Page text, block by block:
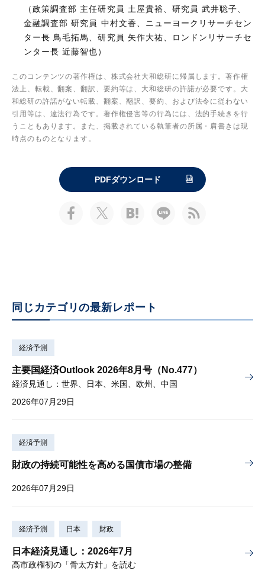
（政策調査部 主任研究員 土屋貴裕、研究員 武井聡子、
金融調査部 研究員 中村文香、ニューヨークリサーチセン
ター長 鳥毛拓馬、研究員 矢作大祐、ロンドンリサーチセ
ンター長 近藤智也）
このコンテンツの著作権は、株式会社大和総研に帰属します。著作権
法上、転載、翻案、翻訳、要約等は、大和総研の許諾が必要です。大
和総研の許諾がない転載、翻案、翻訳、要約、および法令に従わない
引用等は、違法行為です。著作権侵害等の行為には、法的手続きを行
うこともあります。また、掲載されている執筆者の所属・肩書きは現
時点のものとなります。
PDFダウンロード
同じカテゴリの最新レポート
経済予測
主要国経済Outlook 2026年8月号（No.477）
経済見通し：世界、日本、米国、欧州、中国
2026年07月29日
経済予測
財政の持続可能性を高める国債市場の整備
2026年07月29日
経済予測 日本 財政
日本経済見通し：2026年7月
高市政権初の「骨太方針」を読む